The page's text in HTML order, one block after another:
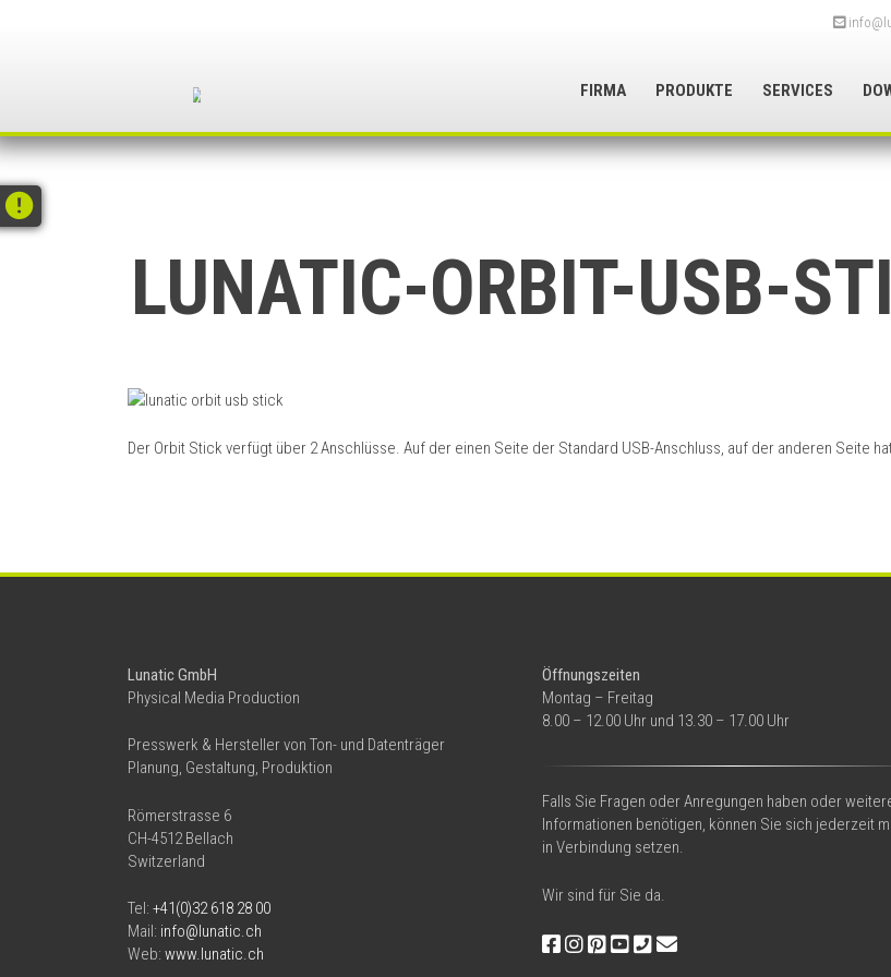
FIRMA PRODUKTE SERVICES
LUNATIC-ORBIT-USB-
Der Orbit Stick verfügt über 2 Anschlüsse. Auf der einen Seite der Standard USB-Anschluss, auf der anderen Seite
Lunatic GmbH
Physical Media Production
Presswerk & Hersteller von Ton- und Datenträger
Planung, Gestaltung, Produktion
Römerstrasse 6
CH-4512 Bellach
Switzerland
Tel: +41(0)32 618 28 00
Mail: info@lunatic.ch
Web: www.lunatic.ch
Öffnungszeiten
Montag – Freitag
8.00 – 12.00 Uhr und 13.30 – 17.00 Uhr
Falls Sie Fragen oder Anregungen haben oder
Informationen benötigen, können Sie sich jederzeit
in Verbindung setzen.
Wir sind für Sie da.